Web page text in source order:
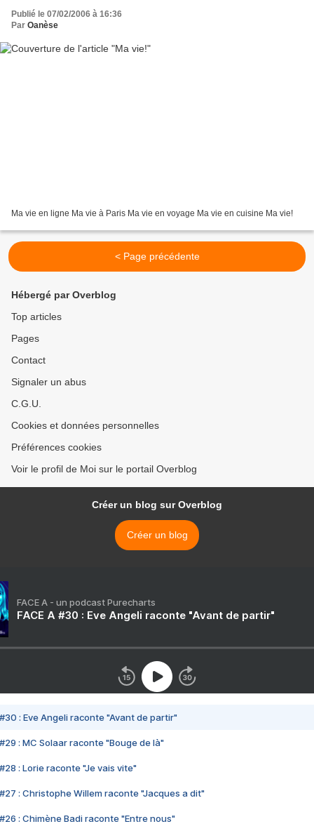
Publié le 07/02/2006 à 16:36
Par Oanèse
Ma vie en ligne Ma vie à Paris Ma vie en voyage Ma vie en cuisine Ma vie!
< Page précédente
Hébergé par Overblog
Top articles
Pages
Contact
Signaler un abus
C.G.U.
Cookies et données personnelles
Préférences cookies
Voir le profil de Moi sur le portail Overblog
Créer un blog sur Overblog
Créer un blog
FACE A - un podcast Purecharts
FACE A #30 : Eve Angeli raconte "Avant de partir"
#30 : Eve Angeli raconte "Avant de partir"
#29 : MC Solaar raconte "Bouge de là"
#28 : Lorie raconte "Je vais vite"
#27 : Christophe Willem raconte "Jacques a dit"
#26 : Chimène Badi raconte "Entre nous"